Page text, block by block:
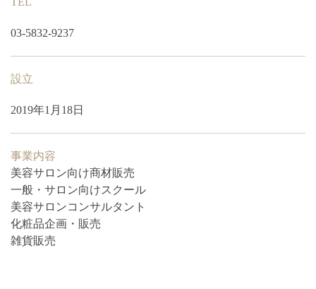
03-5832-9237
設立
2019年1月18日
事業内容
美容サロン向け商材販売
一般・サロン向けスクール
美容サロンコンサルタント
化粧品企画・販売
雑貨販売